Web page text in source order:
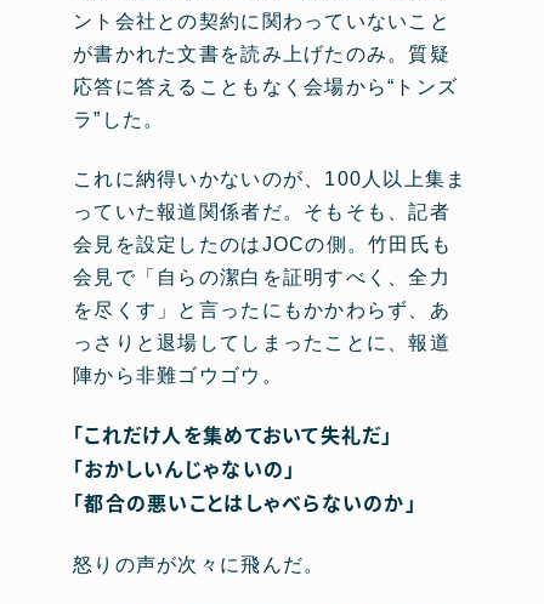
ント会社との契約に関わっていないこと
が書かれた文書を読み上げたのみ。質疑
応答に答えることもなく会場から“トンズ
ラ”した。
これに納得いかないのが、100人以上集ま
っていた報道関係者だ。そもそも、記者
会見を設定したのはJOCの側。竹田氏も
会見で「自らの潔白を証明すべく、全力
を尽くす」と言ったにもかかわらず、あ
っさりと退場してしまったことに、報道
陣から非難ゴウゴウ。
「これだけ人を集めておいて失礼だ」
「おかしいんじゃないの」
「都合の悪いことはしゃべらないのか」
怒りの声が次々に飛んだ。